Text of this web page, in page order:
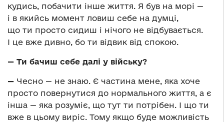
кудись, побачити інше життя. Я був на морі —
і в якийсь момент ловиш себе на думці,
що ти просто сидиш і нічого не відбувається.
І це вже дивно, бо ти відвик від спокою.
— Ти бачиш себе далі у війську?
— Чесно — не знаю. Є частина мене, яка хоче
просто повернутися до нормального життя, а є
інша — яка розуміє, що тут ти потрібен. І що ти
вже в цьому виріс. Тому якщо буде можливість